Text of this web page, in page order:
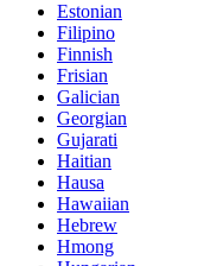
Estonian
Filipino
Finnish
Frisian
Galician
Georgian
Gujarati
Haitian
Hausa
Hawaiian
Hebrew
Hmong